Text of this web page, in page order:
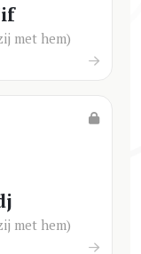
met hem)
met hem)